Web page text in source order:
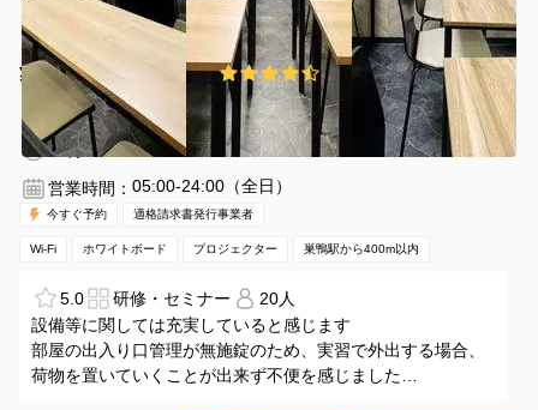
¥700 〜 ¥3200 /時間 4.8
(4件)
巣鴨駅 徒歩5分
東京都豊島区巣鴨2-13-7
1〜30名
30分〜
営業時間： 05:00-24:00（全日）
今すぐ予約 適格請求書発行事業者
Wi-Fi ホワイトボード プロジェクター 巣鴨駅から400m以内
5.0 研修・セミナー
20人
設備等に関しては充実していると感じます
部屋の出入り口管理が無施錠のため、実習で外出する場合、
荷物を置いていくことが出来ず不便を感じました